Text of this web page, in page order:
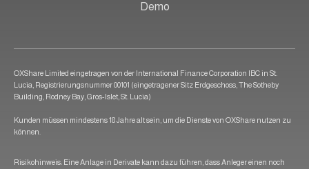
Demo
OXShare Limited eingetragen von der International Finance Corporation IBC in St.
Lucia, Registrierungsnummer 00101 (eingetragener Sitz Erdgeschoss, The Sotheby
Building, Rodney Bay, Gros-Islet, St. Lucia)
Kunden müssen mindestens 18 Jahre alt sein, um die Dienste von OXShare nutzen zu
können.
Risikohinweis: Eine Anlage in Derivate kann dazu führen, dass Anleger einen noch